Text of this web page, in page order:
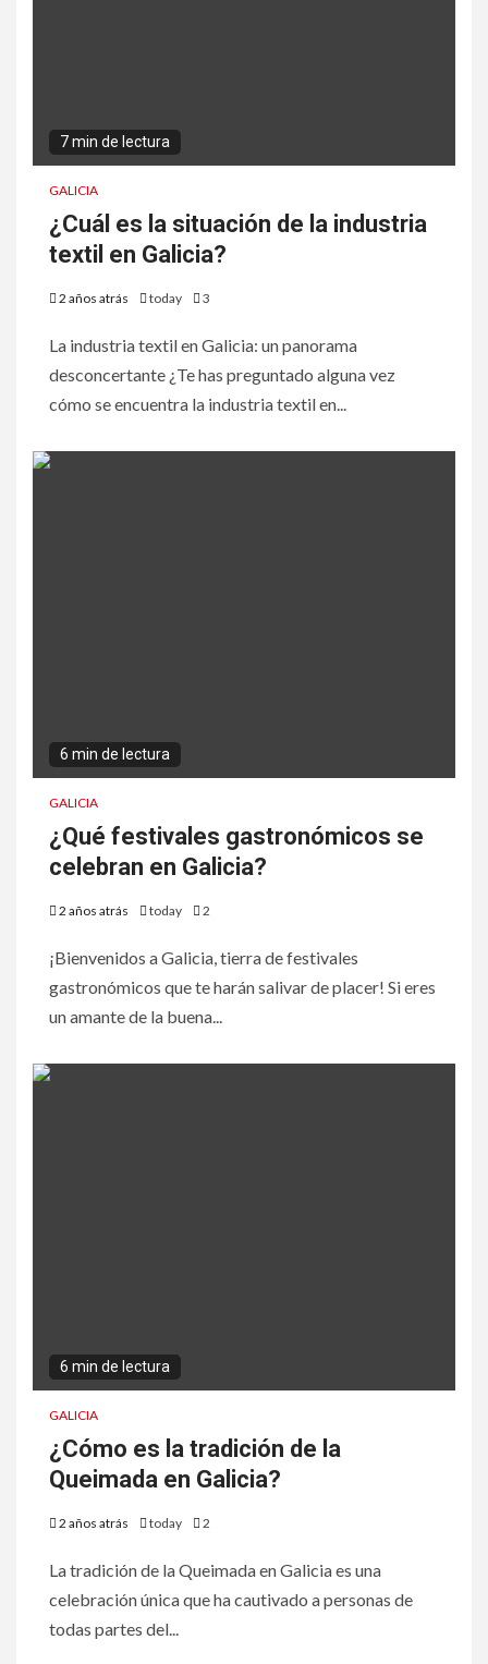
7 min de lectura
GALICIA
¿Cuál es la situación de la industria
textil en Galicia?
2 años atrás today 3
La industria textil en Galicia: un panorama
desconcertante ¿Te has preguntado alguna vez
cómo se encuentra la industria textil en...
6 min de lectura
GALICIA
¿Qué festivales gastronómicos se
celebran en Galicia?
2 años atrás today 2
¡Bienvenidos a Galicia, tierra de festivales
gastronómicos que te harán salivar de placer! Si eres
un amante de la buena...
6 min de lectura
GALICIA
¿Cómo es la tradición de la
Queimada en Galicia?
2 años atrás today 2
La tradición de la Queimada en Galicia es una
celebración única que ha cautivado a personas de
todas partes del...